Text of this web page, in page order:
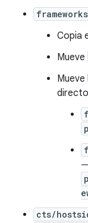
Copia
Mueve
cts/